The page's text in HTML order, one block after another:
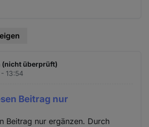
(nicht überprüft)
13:54
Beitrag nur
Beitrag nur ergänzen. Durch